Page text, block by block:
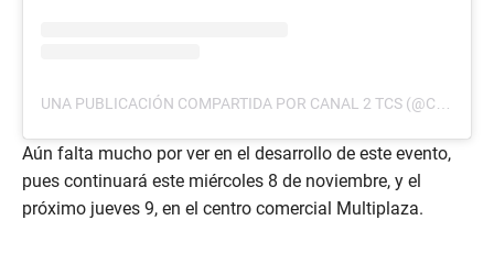
UNA PUBLICACIÓN COMPARTIDA POR CANAL 2 TCS (@CANAL2TCS)
Aún falta mucho por ver en el desarrollo de este evento,
pues continuará este miércoles 8 de noviembre, y el
próximo jueves 9, en el centro comercial Multiplaza.